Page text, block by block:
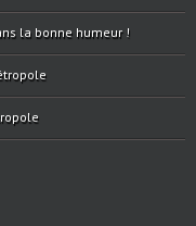
la bonne humeur !